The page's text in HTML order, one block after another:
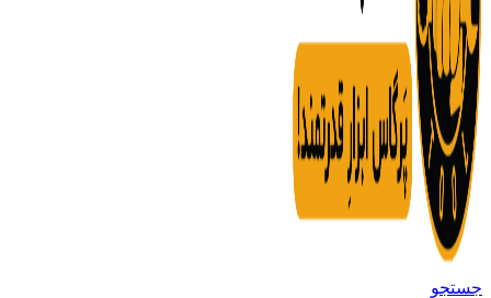
جستجو